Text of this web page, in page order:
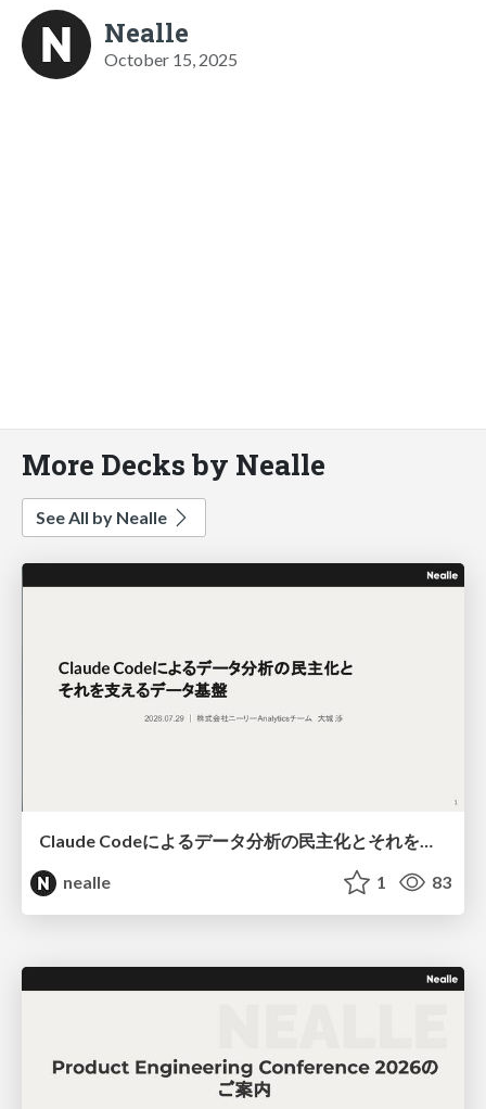
Nealle
October 15, 2025
More Decks by Nealle
See All by Nealle
Claude Codeによるデータ分析の民主化とそれを支えるデータ基盤
nealle
1 83